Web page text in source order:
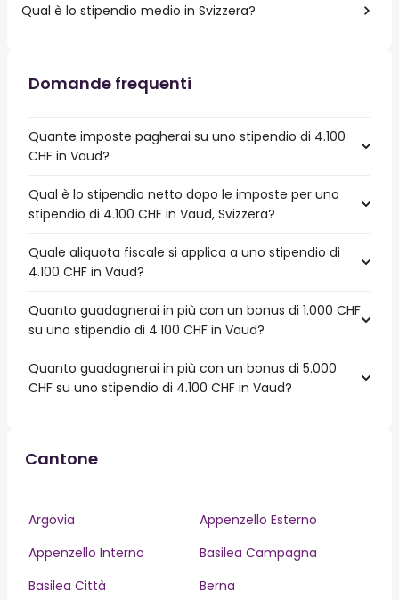
Qual è lo stipendio medio in Svizzera?
Domande frequenti
Quante imposte pagherai su uno stipendio di 4.100
CHF in Vaud?
Qual è lo stipendio netto dopo le imposte per uno
stipendio di 4.100 CHF in Vaud, Svizzera?
Quale aliquota fiscale si applica a uno stipendio di
4.100 CHF in Vaud?
Quanto guadagnerai in più con un bonus di 1.000 CHF
su uno stipendio di 4.100 CHF in Vaud?
Quanto guadagnerai in più con un bonus di 5.000
CHF su uno stipendio di 4.100 CHF in Vaud?
Cantone
Argovia
Appenzello Esterno
Appenzello Interno
Basilea Campagna
Basilea Città
Berna